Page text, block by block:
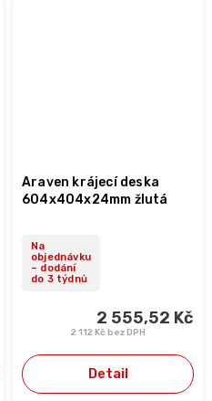
Araven krájecí deska
604x404x24mm žlutá
Na
objednávku
– dodání
do 3 týdnů
2 112 Kč bez DPH
2 555,52 Kč
Detail